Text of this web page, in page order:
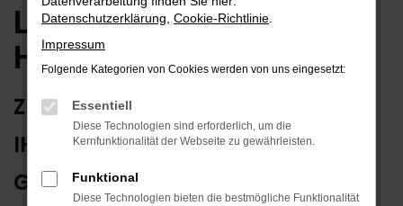
Lieferservice nach
Herrenberg
ZUVERLÄSSIG FÜR HERRENBERG –
IHR SEAT LEON
GEBRAUCHTWAGEN
Datenschutzerklärung Cookie-Richtlinie
Impressum
Folgende Kategorien von Cookies werden von uns eingesetzt:
Essentiell
Diese Technologien sind erforderlich, um die
Kernfunktionalität der Webseite zu gewährleisten.
Funktional
Diese Technologien bieten die bestmögliche Funktionalität